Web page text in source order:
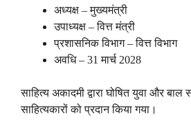
अध्यक्ष – मुख्यमंत्री
उपाध्यक्ष – वित्त मंत्री
प्रशासनिक विभाग – वित्त विभाग
अवधि – 31 मार्च 2028
साहित्य अकादमी द्वारा घोषित युवा और
साहित्यकारों को प्रदान किया गया।